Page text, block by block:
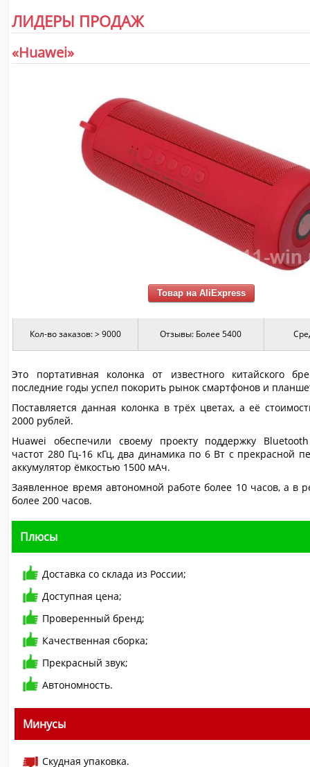
ЛИДЕРЫ ПРОДАЖ
«Huawei»
Товар на AliExpress
Кол-во заказов: > 9000 Отзывы: Более 5400
Это портативная колонка от известного китайского
последние годы успел покорить рынок смартфонов и
Поставляется данная колонка в трёх цветах, а её
2000 рублей.
Huawei обеспечили своему проекту поддержку
частот 280 Гц-16 кГц, два динамика по 6 Вт с прекрасной
аккумулятор ёмкостью 1500 мАч.
Заявленное время автономной работе более 10 часов, а в
более 200 часов.
Плюсы
Доставка со склада из России;
Доступная цена;
Проверенный бренд;
Качественная сборка;
Прекрасный звук;
Автономность.
Минусы
Скудная упаковка.